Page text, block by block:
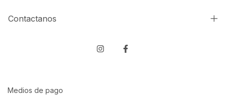
Contactanos
Medios de pago